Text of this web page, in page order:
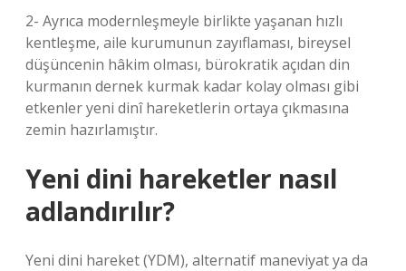
2- Ayrıca modernleşmeyle birlikte yaşanan hızlı
kentleşme, aile kurumunun zayıflaması, bireysel
düşüncenin hâkim olması, bürokratik açıdan din
kurmanın dernek kurmak kadar kolay olması gibi
etkenler yeni dinî hareketlerin ortaya çıkmasına
zemin hazırlamıştır.
Yeni dini hareketler nasıl
adlandırılır?
Yeni dini hareket (YDM), alternatif maneviyat ya da